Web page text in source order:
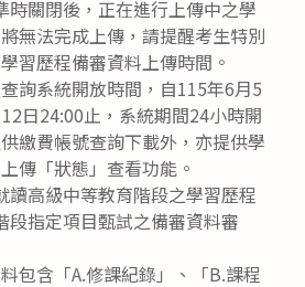
時關閉後，正在進行上傳中之學
無法完成上傳，請提醒考生特別
習歷程備審資料上傳時間。
詢系統開放時間，自115年6月5
日24:00止，系統期間24小時開
繳費帳號查詢下載外，亦提供學
傳「狀態」查看功能。
讀高級中等教育階段之學習歷程
段指定項目甄試之備審資料審
包含「A.修課紀錄」、「B.課程